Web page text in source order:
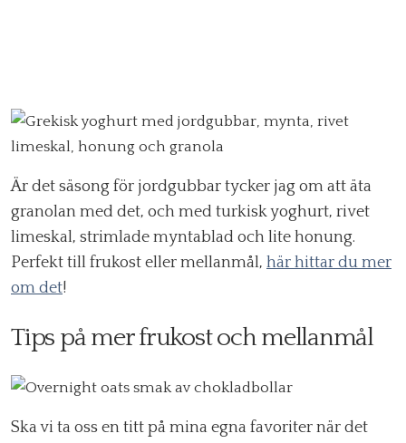
Är det säsong för jordgubbar tycker jag om att äta
granolan med det, och med turkisk yoghurt, rivet
limeskal, strimlade myntablad och lite honung.
Perfekt till frukost eller mellanmål, här hittar du mer
om det!
Tips på mer frukost och mellanmål
Ska vi ta oss en titt på mina egna favoriter när det